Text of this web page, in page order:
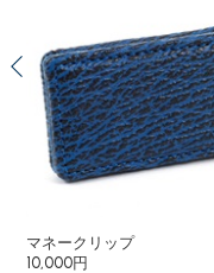
マネークリップ
10,000円